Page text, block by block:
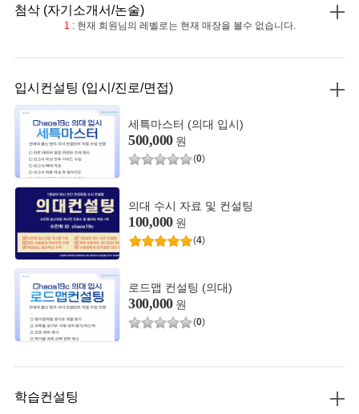
첨삭 (자기소개서/논술)
1 : 현재 회원님의 레벨로는 현재 매장을 볼수 없습니다.
입시컨설팅 (입시/진로/면접)
세특마스터 (의대 입시)
500,000 원
(0)
의대 수시 자료 및 컨설팅
100,000 원
(4)
로드맵 컨설팅 (의대)
300,000 원
(0)
학습컨설팅